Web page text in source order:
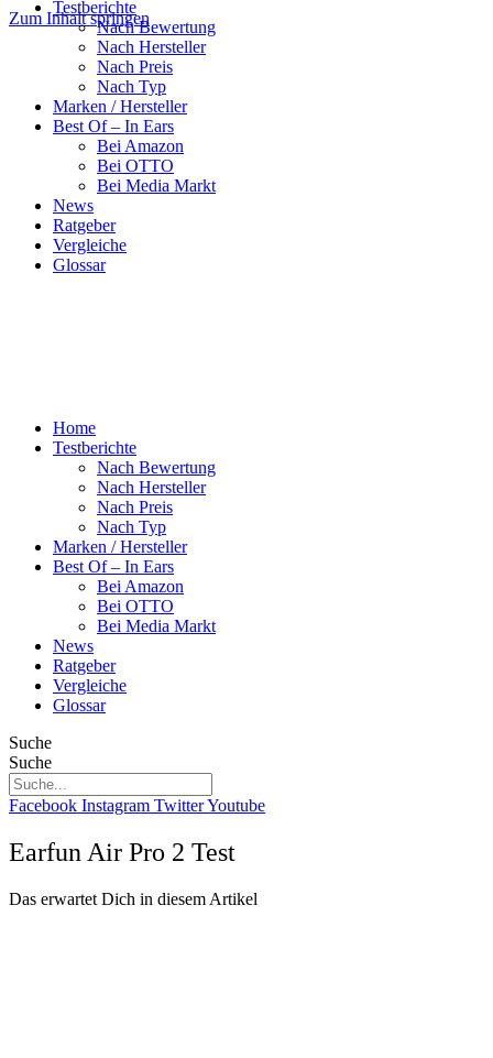
Zum Inhalt springen
Testberichte
Nach Bewertung
Nach Hersteller
Nach Preis
Nach Typ
Marken / Hersteller
Best Of – In Ears
Bei Amazon
Bei OTTO
Bei Media Markt
News
Ratgeber
Vergleiche
Glossar
Home
Testberichte
Nach Bewertung
Nach Hersteller
Nach Preis
Nach Typ
Marken / Hersteller
Best Of – In Ears
Bei Amazon
Bei OTTO
Bei Media Markt
News
Ratgeber
Vergleiche
Glossar
Suche
Suche
Facebook Instagram TwitterYoutube
Earfun Air Pro 2 Test
Das erwartet Dich in diesem Artikel